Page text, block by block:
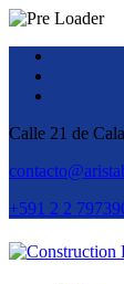
Calle 21 de
+591 2 2